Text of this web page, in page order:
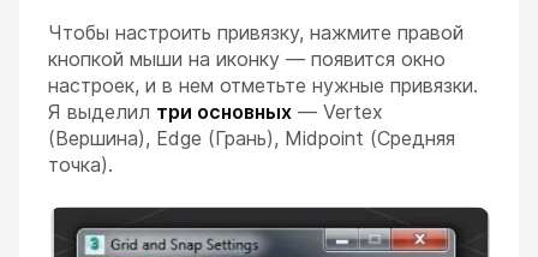
Чтобы настроить привязку, нажмите правой
кнопкой мыши на иконку — появится окно
настроек, и в нем отметьте нужные привязки.
Я выделил три основных — Vertex
(Вершина), Edge (Грань), Midpoint (Средняя
точка).